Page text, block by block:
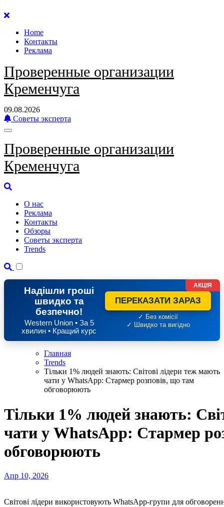
Перейти
содержанию
Home
Контакты
Реклама
Проверенные организации
Кременчуга
09.08.2026
Советы эксперта
Проверенные организации
Кременчуга
О нас
Реклама
Контакты
Обзоры
Советы эксперта
Trends
Надішли гроші
швидко та
безпечно!
Western Union • За 5
хвилин • Кращий курс
ПЕРЕКАЗАТИ ЗАРАЗ
✓ Без комісії
✓ Швидко та вигідно
АКЦІЯ
Главная
Trends
Тільки 1% людей знають: Світові лідери теж мають
чати у WhatsApp: Стармер розповів, що там
обговорюють
Тільки 1% людей знають:
чати у WhatsApp: Стармер
обговорюють
Апр 10, 2026
Світові лідери використовують WhatsApp-групи для